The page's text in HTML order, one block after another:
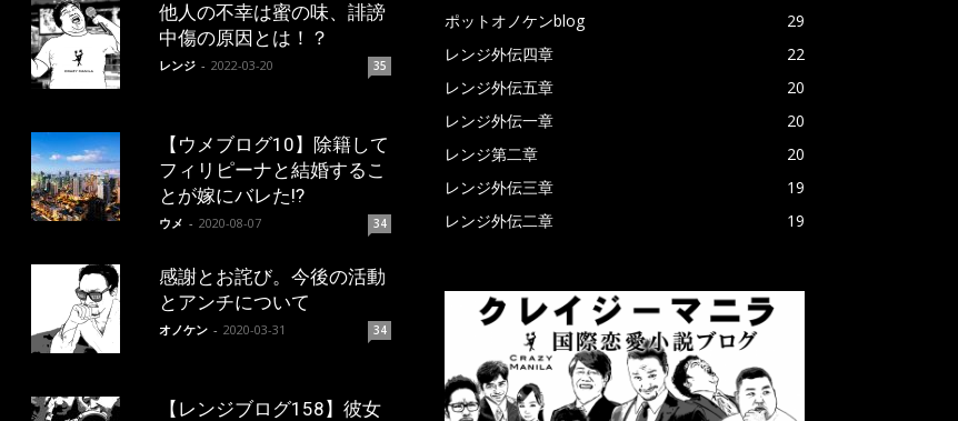
他人の不幸は蜜の味、誹謗
中傷の原因とは！？
レンジ - 2022-03-20 35
【ウメブログ10】除籍して
フィリピーナと結婚するこ
とが嫁にバレた!?
ウメ - 2020-08-07 34
感謝とお詫び。今後の活動
とアンチについて
オノケン - 2020-03-31 34
【レンジブログ158】彼女
ポットオノケンblog
29
レンジ外伝四章
22
レンジ外伝五章
20
レンジ外伝一章
20
レンジ第二章
20
レンジ外伝三章
19
レンジ外伝二章
19